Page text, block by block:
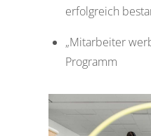
erfolgreich
„Mitarbeiter
Programm